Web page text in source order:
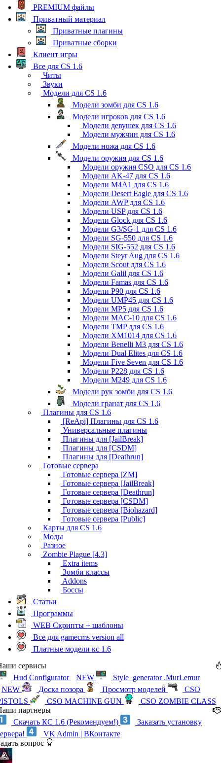
PREMIUM файлы
Приватный материал
Приватные плагины
Приватные сборки
Клиент игры
Все для CS 1.6
Читы
Звуки
Модели для CS 1.6
Модели зомби для CS 1.6
Модели игроков для CS 1.6
Модели девушек для CS 1.6
Модели мужчин для CS 1.6
Модели ножа для CS 1.6
Модели оружия для CS 1.6
Модели оружия CSO для CS 1.6
Модели AK-47 для CS 1.6
Модели M4A1 для CS 1.6
Модели Desert Eagle для CS 1.6
Модели AWP для CS 1.6
Модели USP для CS 1.6
Модели Glock для CS 1.6
Модели G3/SG-1 для CS 1.6
Модели SG-550 для CS 1.6
Модели SIG-552 для CS 1.6
Модели Steyr Aug для CS 1.6
Модели Scout для CS 1.6
Модели Galil для CS 1.6
Модели Famas для CS 1.6
Модели P90 для CS 1.6
Модели UMP45 для CS 1.6
Модели MP5 для CS 1.6
Модели MAC-10 для CS 1.6
Модели TMP для CS 1.6
Модели XM1014 для CS 1.6
Модели Benelli M3 для CS 1.6
Модели Dual Elites для CS 1.6
Модели Five Seven для CS 1.6
Модели P228 для CS 1.6
Модели M249 для CS 1.6
Модели рук зомби для CS 1.6
Модели гранат для CS 1.6
Плагины для CS 1.6
[ReApi] Плагины для CS 1.6
Универсальные плагины
Плагины для [JailBreak]
Плагины для [CSDM]
Плагины для [Deathrun]
Готовые сервера
Готовые сервера [ZM]
Готовые сервера [JailBreak]
Готовые сервера [Deathrun]
Готовые сервера [CSDM]
Готовые сервера [Biohazard]
Готовые сервера [Public]
Карты для CS 1.6
Моды
Разное
Zombie Plague [4.3]
Extra items
Зомби классы
Addons
Боссы
Статьи
Программы
WEB Скрипты + шаблоны
Все для gamecms version all
Платные модели кс 1.6
сервисы
Hud Configurator
NEW
Style_generator .MurLemur
NEW
Доска позора Просмотр моделей
CSO
CSO MACHINE GUN
CSO ZOMBIE CLASS
партнеры
Скачать КС 1.6 (Рекомендуем!)
Заказать установку
VK Admin | ВКонтакте
вопрос